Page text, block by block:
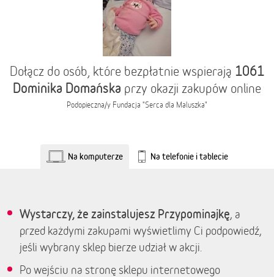
Dołącz do osób, które bezpłatnie wspierają 1061
Dominika Domańska przy okazji zakupów online
Podopieczna/y Fundacja "Serca dla Maluszka"
Na komputerze Na telefonie i tablecie
Wystarczy, że zainstalujesz Przypominajkę, a
przed każdymi zakupami wyświetlimy Ci podpowiedź,
jeśli wybrany sklep bierze udział w akcji.
Po wejściu na stronę sklepu internetowego